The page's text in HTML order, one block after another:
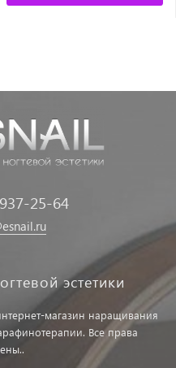
25-64
эстетики
магазин наращивания
Все права